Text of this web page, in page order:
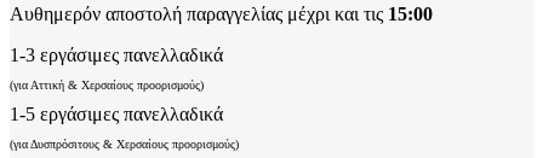
Αυθημερόν αποστολή παραγγελίας μέχρι και τις 15:00
1-3 εργάσιμες πανελλαδικά
(για Αττική & Χερσαίους προορισμούς)
1-5 εργάσιμες πανελλαδικά
(για Δυσπρόσιτους & Χερσαίους προορισμούς)